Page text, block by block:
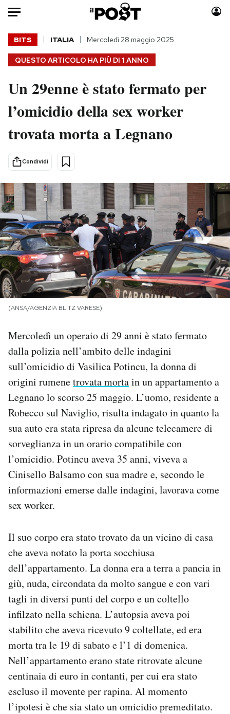
Auto
HOME
Italia
Politica
Tecnologia
Scienza
Economia
Sport
Moda
Consumismi
Storie/Idee
Ok Boomer!
Altrecose
Mondiali calcio 2026
PODCAST
NEWSLETTER
SHOP
CALENDARIO
AREA PERSONALE
Area Personale
Newsletter
Hai bisogno di aiuto?
Esci
QUESTO ARTICOLO HA PIÙ DI 1 ANNO
BITS ITALIA Mercoledì 28 maggio 2025
Un 29enne è stato fermato per
l’omicidio della sex worker
trovata morta a Legnano
Condividi
(ANSA/AGENZIA BLITZ VARESE)
Mercoledì un operaio di 29 anni è stato fermato
dalla polizia nell’ambito delle indagini
sull’omicidio di Vasilica Potincu, la donna di
origini rumenetrovata mortain un appartamento a
Legnano lo scorso 25 maggio. L’uomo, residente a
Robecco sul Naviglio, risulta indagato in quanto la
sua auto era stata ripresa da alcune telecamere di
sorveglianza in un orario compatibile con
l’omicidio. Potincu aveva 35 anni, viveva a
Cinisello Balsamo con sua madre e, secondo le
informazioni emerse dalle indagini, lavorava come
sex worker.
Il suo corpo era stato trovato da un vicino di casa
che aveva notato la porta socchiusa
dell’appartamento. La donna era a terra a pancia in
giù, nuda, circondata da molto sangue e con vari
tagli in diversi punti del corpo e un coltello
infilzato nella schiena. L’autopsia aveva poi
stabilito che aveva ricevuto 9 coltellate, ed era
morta tra le 19 di sabato e l’1 di domenica.
Nell’appartamento erano state ritrovate alcune
centinaia di euro in contanti, per cui era stato
escluso il movente per rapina. Al momento
l’ipotesi è che sia stato un omicidio premeditato.